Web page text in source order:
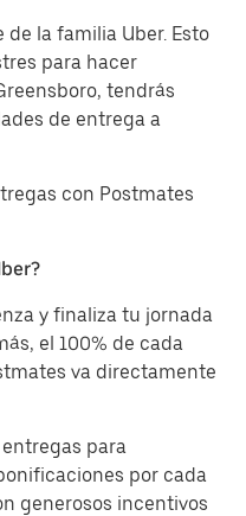
la familia Uber. Esto
para hacer
tendrás
de entrega a
con Postmates
y finaliza tu jornada
el 100% de cada
va directamente
para
por cada
generosos incentivos